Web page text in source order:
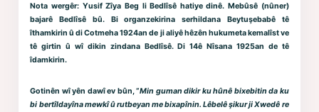
Nota wergêr: Yusif Zîya Beg li Bedlîsê hatiye dinê. Mebûsê (nûner)
bajarê Bedlîsê bû. Bi organzekirina serhildana Beytuşebabê tê
îthamkirin û di Cotmeha 1924an de ji aliyê hêzên hukumeta kemalîst ve
tê girtin û wî dikin zindana Bedlîsê. Di 14ê Nîsana 1925an de tê
îdamkirin.
Gotinên wî yên dawî ev bûn, “Min guman dikir ku hûnê bixebitin da ku
bi bertîldayîna mewkî û rutbeyan me bixapînin. Lêbelê şikur ji Xwedê re